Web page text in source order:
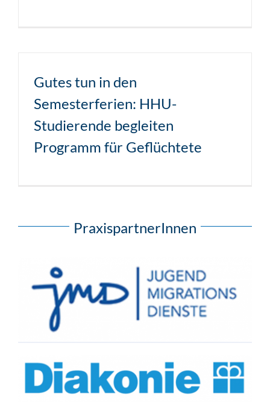
Gutes tun in den
Semesterferien: HHU-
Studierende begleiten
Programm für Geflüchtete
PraxispartnerInnen